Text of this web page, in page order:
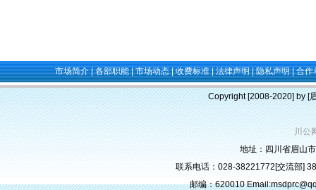
市场简介|各部职能|市场动态|收费标准|法律声明|隐私声明|合作
Copyright [2008-2020] by [
川公
地址：四川省眉山
联系电话：028-38221772[交流部]
邮编：620010